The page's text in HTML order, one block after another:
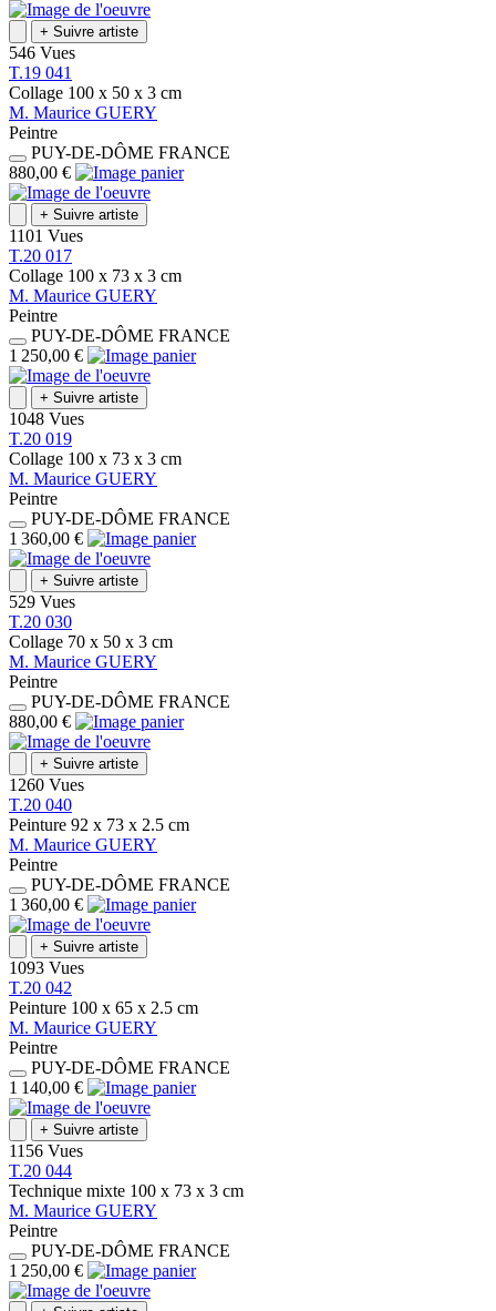
+ Suivre artiste
546 Vues
T.19 041
Collage 100 x 50 x 3 cm
M. Maurice GUERY
Peintre
PUY-DE-DÔME FRANCE
880,00 €
+ Suivre artiste
1101 Vues
T.20 017
Collage 100 x 73 x 3 cm
M. Maurice GUERY
Peintre
PUY-DE-DÔME FRANCE
1 250,00 €
+ Suivre artiste
1048 Vues
T.20 019
Collage 100 x 73 x 3 cm
M. Maurice GUERY
Peintre
PUY-DE-DÔME FRANCE
1 360,00 €
+ Suivre artiste
529 Vues
T.20 030
Collage 70 x 50 x 3 cm
M. Maurice GUERY
Peintre
PUY-DE-DÔME FRANCE
880,00 €
+ Suivre artiste
1260 Vues
T.20 040
Peinture 92 x 73 x 2.5 cm
M. Maurice GUERY
Peintre
PUY-DE-DÔME FRANCE
1 360,00 €
+ Suivre artiste
1093 Vues
T.20 042
Peinture 100 x 65 x 2.5 cm
M. Maurice GUERY
Peintre
PUY-DE-DÔME FRANCE
1 140,00 €
+ Suivre artiste
1156 Vues
T.20 044
Technique mixte 100 x 73 x 3 cm
M. Maurice GUERY
Peintre
PUY-DE-DÔME FRANCE
1 250,00 €